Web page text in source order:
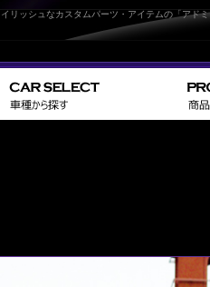
リッシュなカスタムパーツ・アイテムの「アドミ